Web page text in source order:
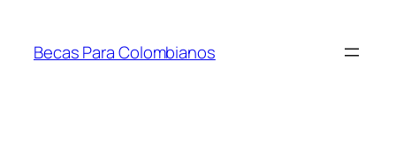
contenido
Becas Para Colombianos